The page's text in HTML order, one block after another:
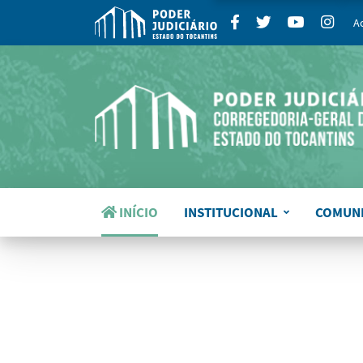
paraFacebookTwitter Youtube
INÍCIO INSTITUCIONAL